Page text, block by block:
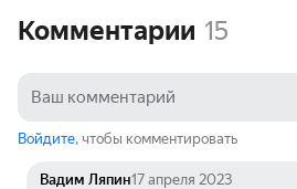
Комментарии 15
Войдите, чтобы комментировать
Вадим Ляпин17 апреля 2023